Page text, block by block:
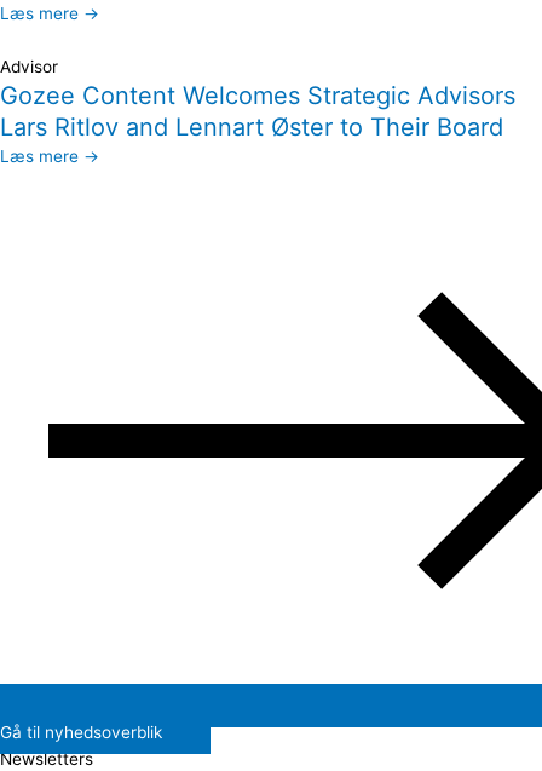
Læs mere →
Advisor
Gozee Content Welcomes Strategic Advisors
Lars Ritlov and Lennart Øster to Their Board
Læs mere →
Gå til nyhedsoverblik
Newsletters